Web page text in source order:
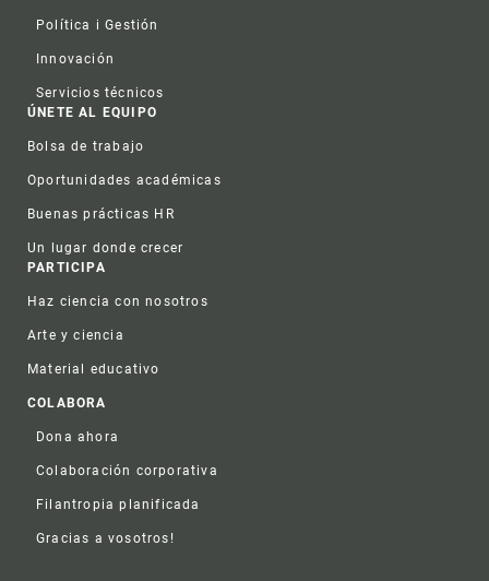
Política i Gestión
Innovación
Servicios técnicos
ÚNETE AL EQUIPO
Bolsa de trabajo
Oportunidades académicas
Buenas prácticas HR
Un lugar donde crecer
PARTICIPA
Haz ciencia con nosotros
Arte y ciencia
Material educativo
COLABORA
Dona ahora
Colaboración corporativa
Filantropia planificada
Gracias a vosotros!